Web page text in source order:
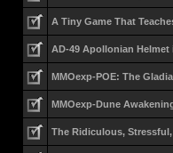
A Tiny Game That
AD-49 Apollonian Helmet
MMOexp-POE: The
MMOexp-Dune
The Ridiculous,